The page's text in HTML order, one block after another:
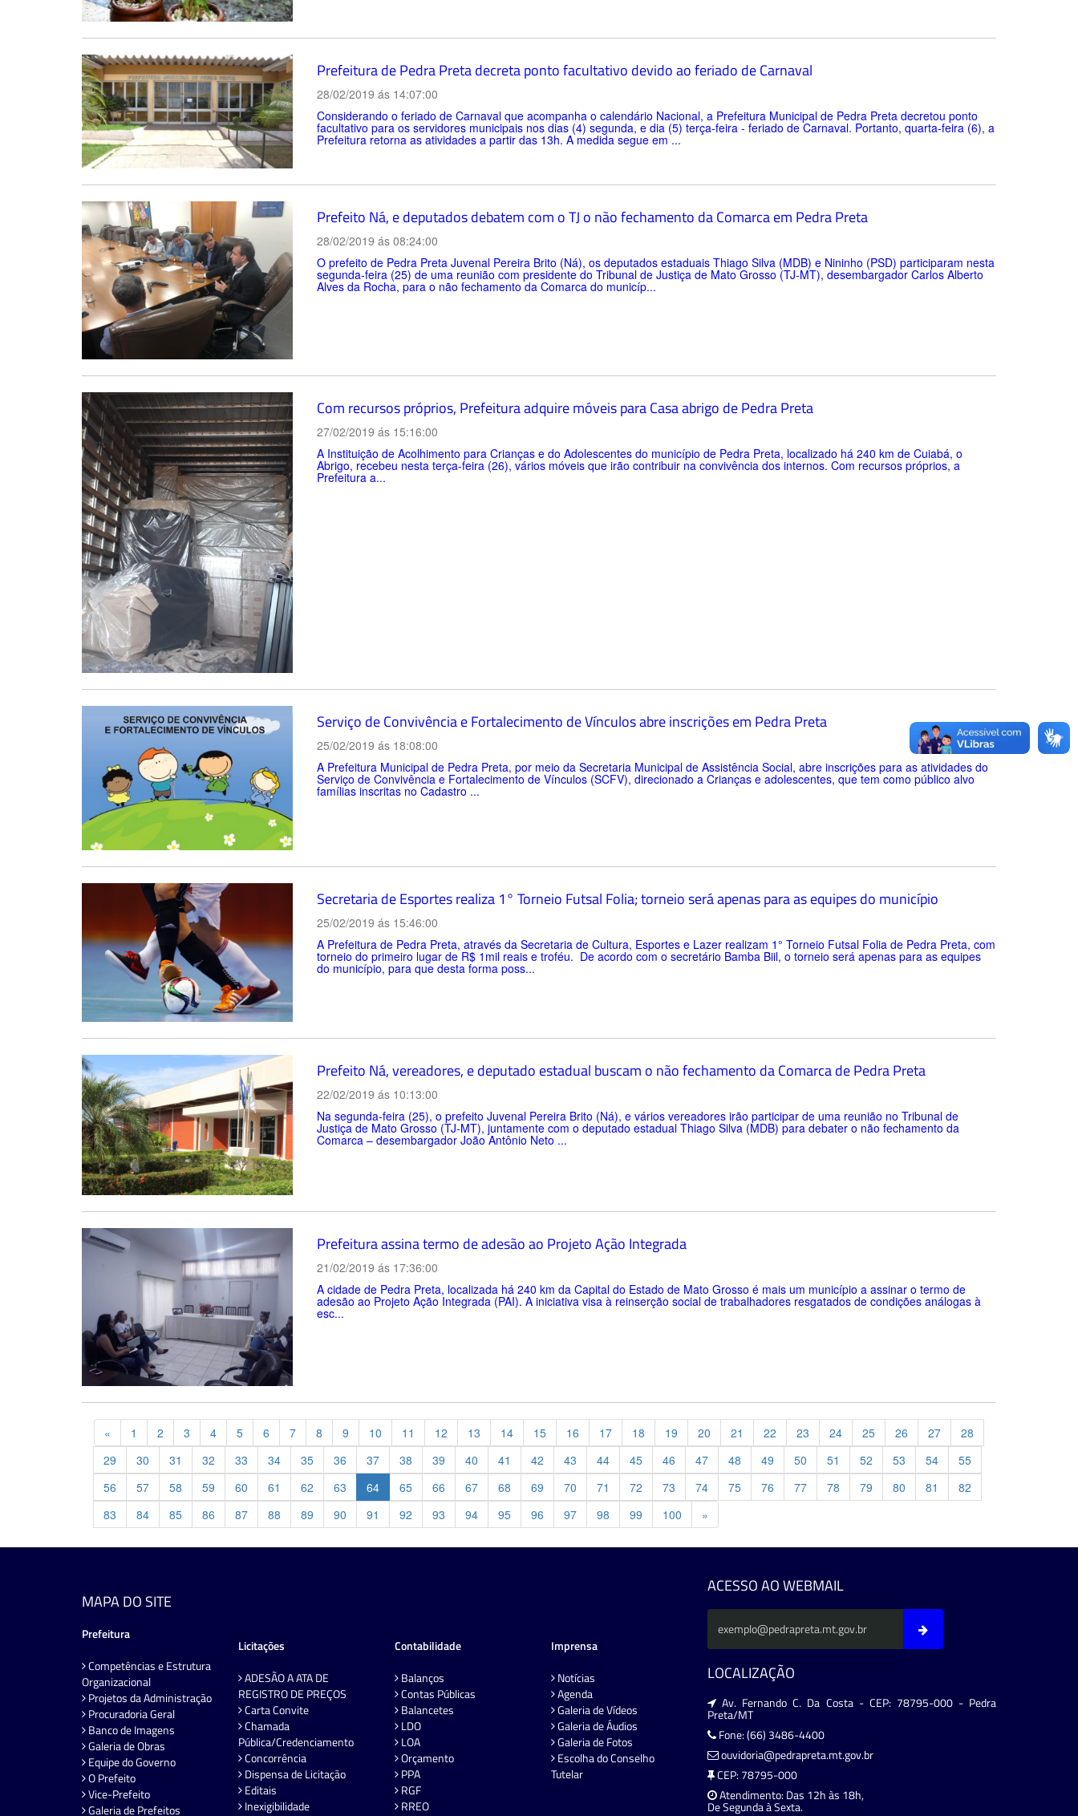
Prefeitura de Pedra Preta decreta ponto facultativo devido ao feriado de Carnaval
28/02/2019 ás 14:07:00
Considerando o feriado de Carnaval que acompanha o calendário Nacional, a Prefeitura Municipal de Pedra Preta decretou ponto
facultativo para os servidores municipais nos dias (4) segunda, e dia (5) terça-feira - feriado de Carnaval. Portanto, quarta-feira (6), a
Prefeitura retorna as atividades a partir das 13h. A medida segue em ...
Prefeito Ná, e deputados debatem com o TJ o não fechamento da Comarca em Pedra Preta
28/02/2019 ás 08:24:00
O prefeito de Pedra Preta Juvenal Pereira Brito (Ná), os deputados estaduais Thiago Silva (MDB) e Nininho (PSD) participaram nesta
segunda-feira (25) de uma reunião com presidente do Tribunal de Justiça de Mato Grosso (TJ-MT), desembargador Carlos Alberto
Alves da Rocha, para o não fechamento da Comarca do municíp...
Com recursos próprios, Prefeitura adquire móveis para Casa abrigo de Pedra Preta
27/02/2019 ás 15:16:00
A Instituição de Acolhimento para Crianças e do Adolescentes do município de Pedra Preta, localizado há 240 km de Cuiabá, o
Abrigo, recebeu nesta terça-feira (26), vários móveis que irão contribuir na convivência dos internos. Com recursos próprios, a
Prefeitura a...
Serviço de Convivência e Fortalecimento de Vínculos abre inscrições em Pedra Preta
25/02/2019 ás 18:08:00
A Prefeitura Municipal de Pedra Preta, por meio da Secretaria Municipal de Assistência Social, abre inscrições para as atividades do
Serviço de Convivência e Fortalecimento de Vínculos (SCFV), direcionado a Crianças e adolescentes, que tem como público alvo
famílias inscritas no Cadastro ...
Secretaria de Esportes realiza 1° Torneio Futsal Folia; torneio será apenas para as equipes do município
25/02/2019 ás 15:46:00
A Prefeitura de Pedra Preta, através da Secretaria de Cultura, Esportes e Lazer realizam 1° Torneio Futsal Folia de Pedra Preta, com
torneio do primeiro lugar de R$ 1mil reais e troféu. De acordo com o secretário Bamba Biil, o torneio será apenas para as equipes
do município, para que desta forma poss...
Prefeito Ná, vereadores, e deputado estadual buscam o não fechamento da Comarca de Pedra Preta
22/02/2019 ás 10:13:00
Na segunda-feira (25), o prefeito Juvenal Pereira Brito (Ná), e vários vereadores irão participar de uma reunião no Tribunal de
Justiça de Mato Grosso (TJ-MT), juntamente com o deputado estadual Thiago Silva (MDB) para debater o não fechamento da
Comarca – desembargador João Antônio Neto ...
Prefeitura assina termo de adesão ao Projeto Ação Integrada
21/02/2019 ás 17:36:00
A cidade de Pedra Preta, localizada há 240 km da Capital do Estado de Mato Grosso é mais um município a assinar o termo de
adesão ao Projeto Ação Integrada (PAI). A iniciativa visa à reinserção social de trabalhadores resgatados de condições análogas à
esc...
« Previous
1 2 3 4 5 6 7 8 9 10 11 12 13 14 15 16 17 18 19 20 21 22 23 24 25 26 27
28
29
30 31 32 33 34 35 36 37 38 39 40 41 42 43 44 45 46 47 48 49 50 51 52 53 54
55
56
57 58 59 60 61 62 63 64 65 66 67 68 69 70 71 72 73 74 75 76 77 78 79 80 81
82
83
84 85 86 87 88 89 90 91 92 93 94 95 96 97 98 99 100 »
MAPA DO SITE
Prefeitura
Competências e Estrutura
Organizacional
Projetos da Administração
Procuradoria Geral
Banco de Imagens
Galeria de Obras
Equipe do Governo
O Prefeito
Vice-Prefeito
Galeria de Prefeitos
Licitações
ADESÃO A ATA DE
REGISTRO DE PREÇOS
Carta Convite
Chamada
Pública/Credenciamento
Concorrência
Dispensa de Licitação
Editais
Inexigibilidade
Contabilidade
Balanços
Contas Públicas
Balancetes
LDO
LOA
Orçamento
PPA
RGF
RREO
Imprensa
Notícias
Agenda
Galeria de Vídeos
Galeria de Áudios
Galeria de Fotos
Escolha do Conselho
Tutelar
ACESSO AO WEBMAIL
LOCALIZAÇÃO
Av. Fernando C. Da Costa - CEP: 78795-000 - Pedra
Preta/MT
Fone: (66) 3486-4400
ouvidoria@pedrapreta.mt.gov.br
CEP: 78795-000
Atendimento: Das 12h às 18h,
De Segunda à Sexta.